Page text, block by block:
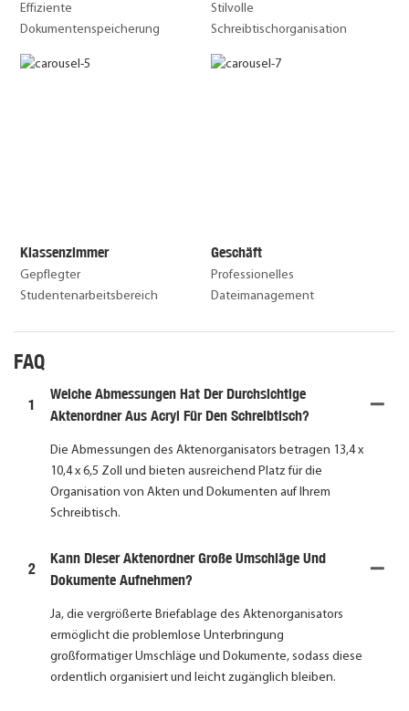
Effiziente
Dokumentenspeicherung
Stilvolle
Schreibtischorganisation
Klassenzimmer
Gepflegter
Studentenarbeitsbereich
Geschäft
Professionelles
Dateimanagement
FAQ
1
Welche Abmessungen Hat Der Durchsichtige
Aktenordner Aus Acryl Für Den Schreibtisch?
Die Abmessungen des Aktenorganisators betragen 13,4 x
10,4 x 6,5 Zoll und bieten ausreichend Platz für die
Organisation von Akten und Dokumenten auf Ihrem
Schreibtisch.
2
Kann Dieser Aktenordner Große Umschläge Und
Dokumente Aufnehmen?
Ja, die vergrößerte Briefablage des Aktenorganisators
ermöglicht die problemlose Unterbringung
großformatiger Umschläge und Dokumente, sodass diese
ordentlich organisiert und leicht zugänglich bleiben.